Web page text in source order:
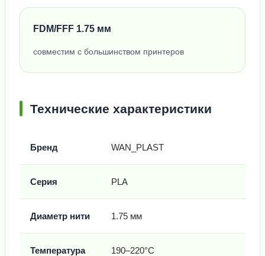
FDM/FFF 1.75 мм
совместим с большинством принтеров
Технические характеристики
Бренд WAN_PLAST
Серия PLA
Диаметр нити 1.75 мм
Температура
190–220°C